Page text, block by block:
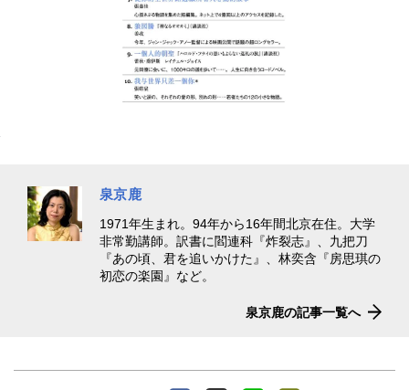
泉京鹿
1971年生まれ。94年から16年間北京在住。大学
非常勤講師。訳書に閻連科『炸裂志』、九把刀
『あの頃、君を追いかけた』、林奕含『房思琪の
初恋の楽園』など。
泉京鹿の記事一覧へ